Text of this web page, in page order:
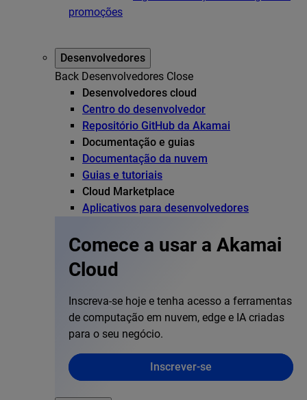
promoções
Desenvolvedores
Back Desenvolvedores Close
Desenvolvedores cloud
Centro do desenvolvedor
Repositório GitHub da Akamai
Documentação e guias
Documentação da nuvem
Guias e tutoriais
Cloud Marketplace
Aplicativos para desenvolvedores
Comece a usar a Akamai
Cloud
Inscreva-se hoje e tenha acesso a ferramentas
de computação em nuvem, edge e IA criadas
para o seu negócio.
Inscrever-se